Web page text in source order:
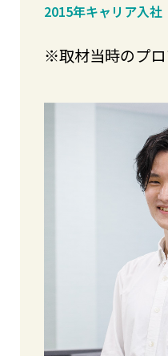
2015年キャリア入社
※取材当時のプロ